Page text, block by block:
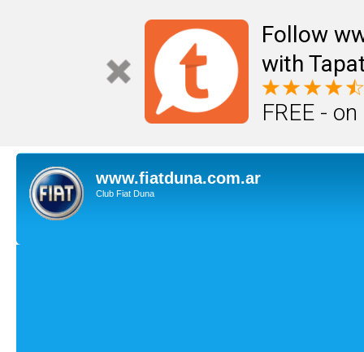
Follow
with
FREE -
www.fiatduna.com.ar
Club Fiat Duna